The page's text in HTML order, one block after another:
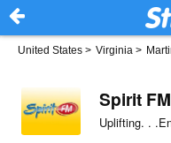
United States > Virginia >
Spirit
Uplifting. .